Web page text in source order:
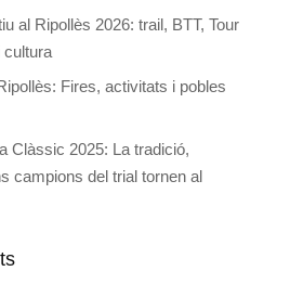
al Ripollès 2026: trail, BTT, Tour
cultura
Fires, activitats i pobles
Clàssic 2025: La tradició,
campions del trial tornen al